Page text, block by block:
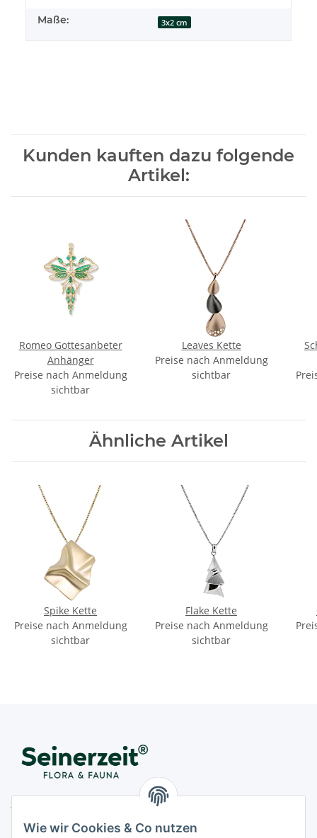
Maße: 3x2 cm
Kunden kauften dazu folgende
Artikel:
Romeo Gottesanbeter
Anhänger
Preise nach Anmeldung
sichtbar
Leaves Kette
Preise nach Anmeldung
sichtbar
Ähnliche Artikel
Spike Kette
Preise nach Anmeldung
sichtbar
Flake Kette
Preise nach Anmeldung
sichtbar
D - 10711 Berlin
Wie wir Cookies & Co nutzen